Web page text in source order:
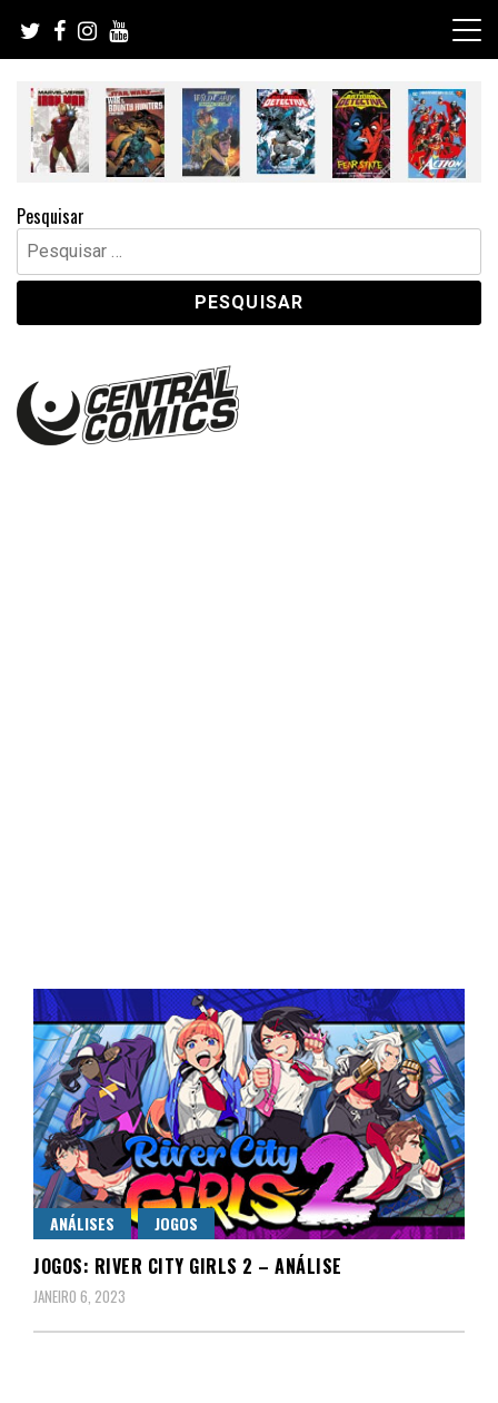
content
Pesquisar
Pesquisar
por:
Central Comics
ANÁLISES JOGOS
JOGOS: RIVER CITY GIRLS 2 – ANÁLISE
JANEIRO 6, 2023